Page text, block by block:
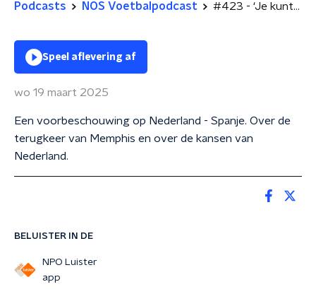
Podcasts NOS Voetbalpodcast #423 - ‘Je kunt maar beter van Spanje verliezen (of toch niet?)’
BELUISTER IN DE
NPO Luister
app
Speel aflevering af
wo 19 maart 2025
Een voorbeschouwing op Nederland - Spanje. Over de
terugkeer van Memphis en over de kansen van
Nederland.